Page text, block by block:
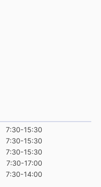
7:30-15:30
7:30-15:30
7:30-15:30
7:30-17:00
7:30-14:00